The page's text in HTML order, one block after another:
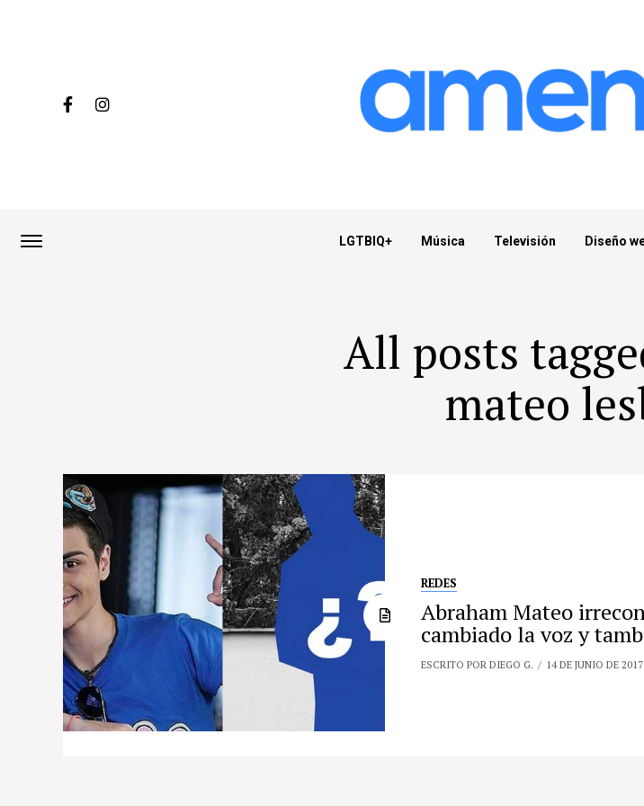
LGTBIQ+ Música Televisión Diseño
All posts
mateo
REDES
Abraham Mateo
cambiado la voz y
ESCRITO POR DIEGO G. 14 DE JUNIO DE 2017